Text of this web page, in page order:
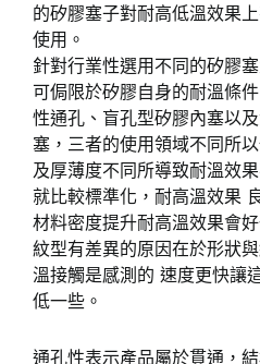
的矽膠塞子對耐高低溫效果
使用。
針對行業性選用不同的矽膠
可侷限於矽膠自身的耐溫條
性通孔、盲孔型矽膠內塞以
塞，三者的使用領域不同所
及厚薄度不同所導致耐溫效
就比較標準化，耐高溫效果
材料密度提升耐高溫效果會
紋型有差異的原因在於形狀
溫接觸是感測的 速度更快讓
低一些。
通孔性表示產品屬於貫通，